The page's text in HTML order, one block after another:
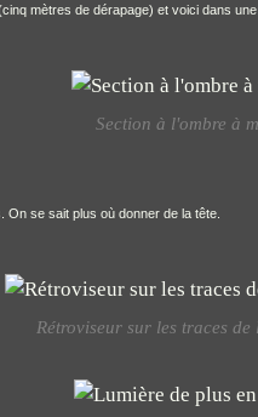
mètres de dérapage) et voici dans
Section à l'ombre à
se sait plus où donner de la tête.
Rétroviseur sur les traces